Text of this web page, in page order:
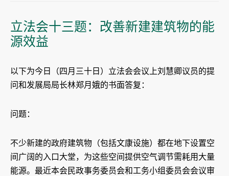
立法会十三题：改善新建建筑物的能
源效益
以下为今日（四月三十日）立法会会议上刘慧卿议员的提
问和发展局局长林郑月娥的书面答复：
问题：
不少新建的政府建筑物（包括文康设施）都在地下设置空
间广阔的入口大堂，为这些空间提供空气调节需耗用大量
能源。最近本会民政事务委员会和工务小组委员会会议审